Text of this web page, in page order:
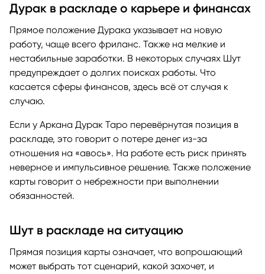
Дурак в раскладе о карьере и финансах
Прямое положение Дурака указывает на новую
работу, чаще всего фриланс. Также на мелкие и
нестабильные заработки. В некоторых случаях Шут
предупреждает о долгих поисках работы. Что
касается сферы финансов, здесь всё от случая к
случаю.
Если у Аркана Дурак Таро перевёрнутая позиция в
раскладе, это говорит о потере денег из-за
отношения на «авось». На работе есть риск принять
неверное и импульсивное решение. Также положение
карты говорит о небрежности при выполнении
обязанностей.
Шут в раскладе на ситуацию
Прямая позиция карты означает, что вопрошающий
может выбрать тот сценарий, какой захочет, и